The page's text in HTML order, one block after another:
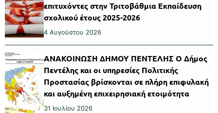
επιτυχόντες στην Τριτοβάθμια Εκπαίδευση
σχολικού έτους 2025-2026
4 Αυγούστου 2026
ΑΝΑΚΟΙΝΩΣΗ ΔΗΜΟΥ ΠΕΝΤΕΛΗΣ Ο Δήμος
Πεντέλης και οι υπηρεσίες Πολιτικής
Προστασίας βρίσκονται σε πλήρη επιφυλακή
και αυξημένη επιχειρησιακή ετοιμότητα
31 Ιουλίου 2026